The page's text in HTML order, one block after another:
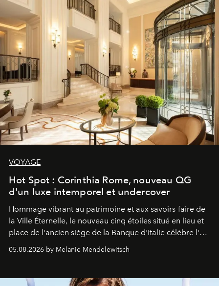
VOYAGE
Hot Spot : Corinthia Rome, nouveau QG
d'un luxe intemporel et undercover
Hommage vibrant au patrimoine et aux savoirs-faire de
la Ville Éternelle, le nouveau cinq étoiles situé en lieu et
place de l'ancien siège de la Banque d'Italie célèbre l'art
de vivre Romain dans toute son élégance intemporelle.
05.08.2026 by Melanie Mendelewitsch